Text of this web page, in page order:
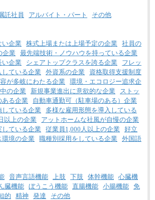
託社員 アルバイト・パート その他
い企業 株式上場または上場予定の企業 社員の
企業 最先端技術・ノウハウを持っている企業
い企業
シェアトップクラスを誇る企業
フレッ
している企業
外資系の企業
資格取得支援制度
が多岐にわたる企業 環境・エコロジー追求企
の企業 新規事業進出に意欲的な企業
ストッ
ある企業
自動車通勤可（駐車場のある）企業
している企業
多様な雇用形態を導入している
以上の企業
アットホームな社風が自慢の企業
している企業
従業員1,000人以上の企業 好立
環境の企業 職種別採用をしている企業 外国語
音声言語機能 上肢 下肢 体幹機能 心臓機
臓機能 ぼうこう機能 直腸機能 小腸機能 免
的 精神 発達 その他